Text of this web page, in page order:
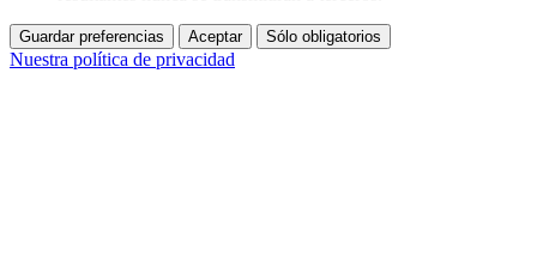
Guardar preferencias Aceptar Sólo obligatorios
Nuestra política de privacidad